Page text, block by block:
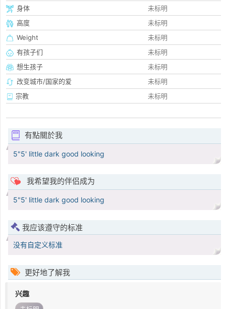
身体
未标明
高度
未标明
Weight
未标明
有孩子们
未标明
想生孩子
未标明
改变城市/国家的爱
未标明
宗教
未标明
有點關於我
5"5' little dark good looking
我希望我的伴侣成为
5"5' little dark good looking
我应该遵守的标准
没有自定义标准
更好地了解我
兴趣